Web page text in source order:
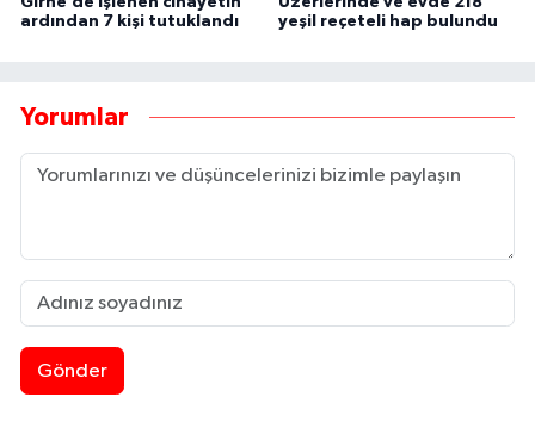
ardından 7 kişi tutuklandı
yeşil reçeteli hap bulundu
Yorumlar
Gönder